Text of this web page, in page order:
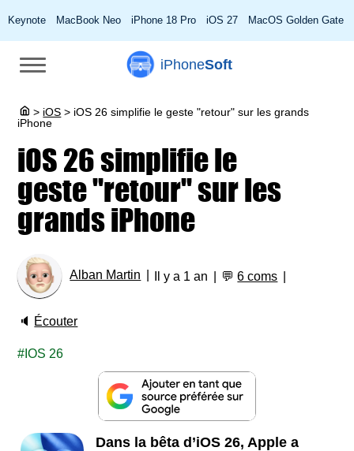
Keynote MacBook Neo iPhone 18 Pro iOS 27 MacOS Golden Gate
iPhoneSoft
> iOS > iOS 26 simplifie le geste "retour" sur les grands
iPhone
iOS 26 simplifie le
geste "retour" sur les
grands iPhone
Alban Martin Il y a 1 an 💬6 coms
🔈 Écouter
IOS 26
Dans la bêta d’iOS 26, Apple a